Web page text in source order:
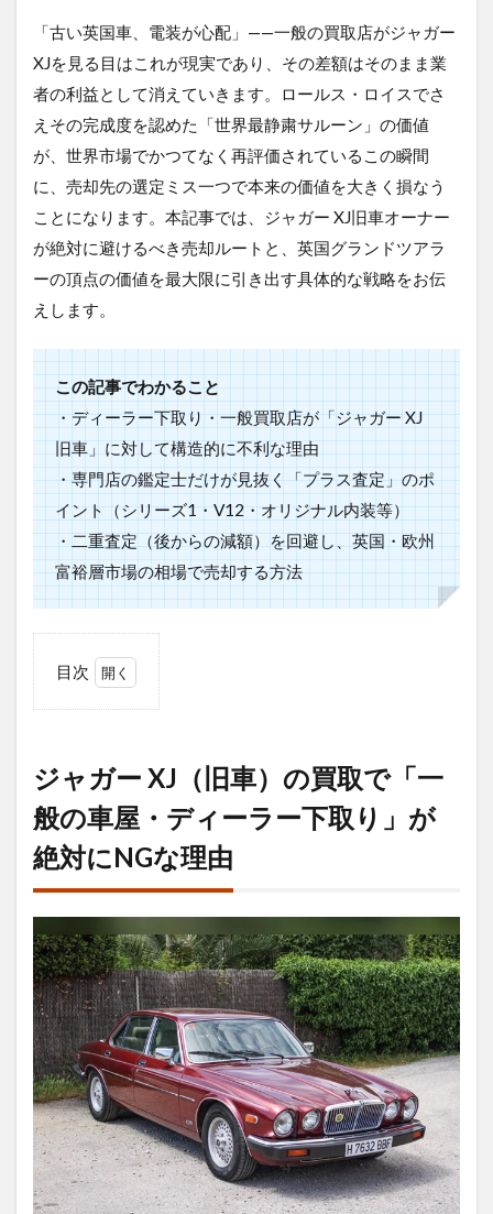
「古い英国車、電装が心配」——一般の買取店がジャガー
XJを見る目はこれが現実であり、その差額はそのまま業
者の利益として消えていきます。ロールス・ロイスでさ
えその完成度を認めた「世界最静粛サルーン」の価値
が、世界市場でかつてなく再評価されているこの瞬間
に、売却先の選定ミス一つで本来の価値を大きく損なう
ことになります。本記事では、ジャガー XJ旧車オーナー
が絶対に避けるべき売却ルートと、英国グランドツアラ
ーの頂点の価値を最大限に引き出す具体的な戦略をお伝
えします。
この記事でわかること
・ディーラー下取り・一般買取店が「ジャガー XJ
旧車」に対して構造的に不利な理由
・専門店の鑑定士だけが見抜く「プラス査定」のポ
イント（シリーズ1・V12・オリジナル内装等）
・二重査定（後からの減額）を回避し、英国・欧州
富裕層市場の相場で売却する方法
目次
XJ（旧
車）の
買取で
「一般
の車
屋・デ
ィーラ
り」が
絶対に
NGな
理由
1.1
年式
と走
行距
離だ
けで
判断
され
る
ジャガー XJ（旧車）の買取で「一
般の車屋・ディーラー下取り」が
絶対にNGな理由